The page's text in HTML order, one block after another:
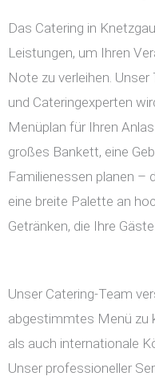
Das Catering in
Leistungen, um Ihren
Note zu verleihen.
und Cateringexperten
Menüplan für Ihren
großes Bankett, eine
Familienessen planen –
eine breite Palette an
Getränken, die Ihre
Unser Catering-Team
abgestimmtes Menü zu
als auch internationale
Unser professioneller